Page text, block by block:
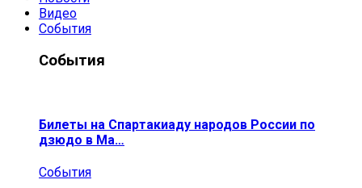
Видео
События
События
Билеты на Спартакиаду народов России по
дзюдо в Ма…
События